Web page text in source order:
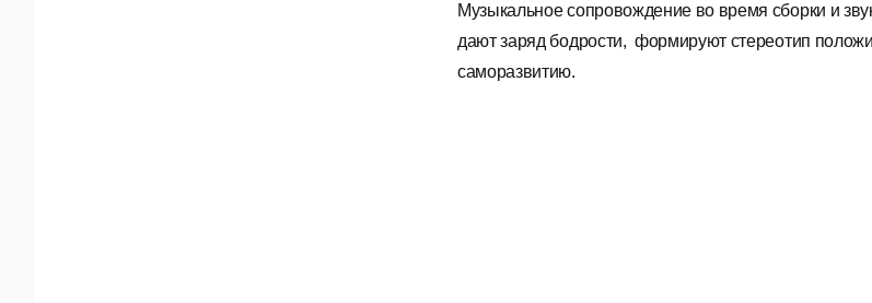
Музыкальное сопровождение во время сборки и
дают заряд бодрости, формируют стереотип
саморазвитию.